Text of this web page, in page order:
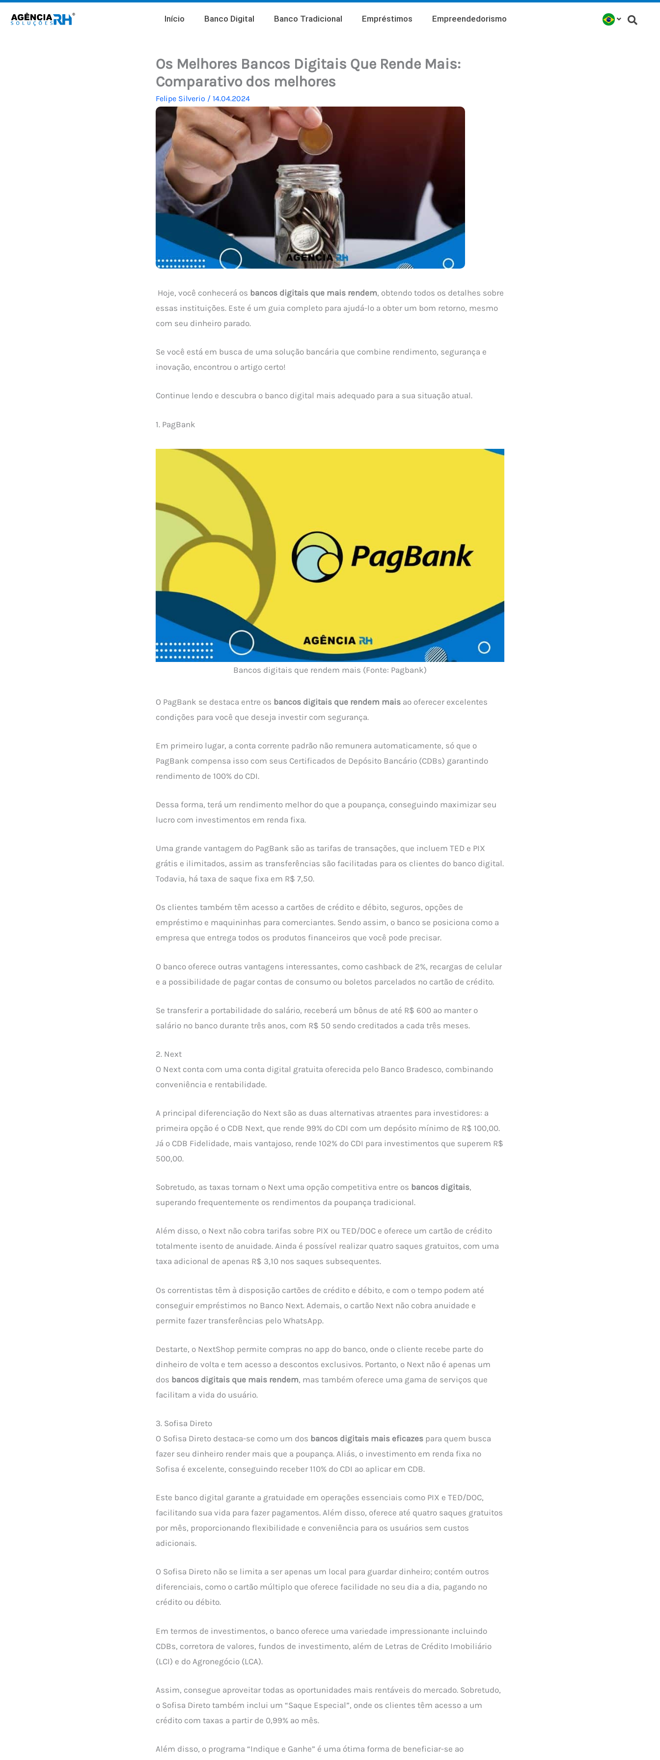
para
Início Banco Digital Banco Tradicional Empréstimos Empreendedorismo
Os Melhores Bancos Digitais Que Rende Mais:
Comparativo dos melhores
Felipe Silverio / 14.04.2024
Hoje, você conhecerá os bancos digitais que mais rendem, obtendo todos os detalhes sobre
essas instituições. Este é um guia completo para ajudá-lo a obter um bom retorno, mesmo
com seu dinheiro parado.
Se você está em busca de uma solução bancária que combine rendimento, segurança e
inovação, encontrou o artigo certo!
Continue lendo e descubra o banco digital mais adequado para a sua situação atual.
1. PagBank
Bancos digitais que rendem mais (Fonte: Pagbank)
O PagBank se destaca entre os bancos digitais que rendem mais ao oferecer excelentes
condições para você que deseja investir com segurança.
Em primeiro lugar, a conta corrente padrão não remunera automaticamente, só que o
PagBank compensa isso com seus Certificados de Depósito Bancário (CDBs) garantindo
rendimento de 100% do CDI.
Dessa forma, terá um rendimento melhor do que a poupança, conseguindo maximizar seu
lucro com investimentos em renda fixa.
Uma grande vantagem do PagBank são as tarifas de transações, que incluem TED e PIX
grátis e ilimitados, assim as transferências são facilitadas para os clientes do banco digital.
Todavia, há taxa de saque fixa em R$ 7,50.
Os clientes também têm acesso a cartões de crédito e débito, seguros, opções de
empréstimo e maquininhas para comerciantes. Sendo assim, o banco se posiciona como a
empresa que entrega todos os produtos financeiros que você pode precisar.
O banco oferece outras vantagens interessantes, como cashback de 2%, recargas de celular
e a possibilidade de pagar contas de consumo ou boletos parcelados no cartão de crédito.
Se transferir a portabilidade do salário, receberá um bônus de até R$ 600 ao manter o
salário no banco durante três anos, com R$ 50 sendo creditados a cada três meses.
2. Next
O Next conta com uma conta digital gratuita oferecida pelo Banco Bradesco, combinando
conveniência e rentabilidade.
A principal diferenciação do Next são as duas alternativas atraentes para investidores: a
primeira opção é o CDB Next, que rende 99% do CDI com um depósito mínimo de R$ 100,00.
Já o CDB Fidelidade, mais vantajoso, rende 102% do CDI para investimentos que superem R$
500,00.
Sobretudo, as taxas tornam o Next uma opção competitiva entre os bancos digitais,
superando frequentemente os rendimentos da poupança tradicional.
Além disso, o Next não cobra tarifas sobre PIX ou TED/DOC e oferece um cartão de crédito
totalmente isento de anuidade. Ainda é possível realizar quatro saques gratuitos, com uma
taxa adicional de apenas R$ 3,10 nos saques subsequentes.
Os correntistas têm à disposição cartões de crédito e débito, e com o tempo podem até
conseguir empréstimos no Banco Next. Ademais, o cartão Next não cobra anuidade e
permite fazer transferências pelo WhatsApp.
Destarte, o NextShop permite compras no app do banco, onde o cliente recebe parte do
dinheiro de volta e tem acesso a descontos exclusivos. Portanto, o Next não é apenas um
dos bancos digitais que mais rendem, mas também oferece uma gama de serviços que
facilitam a vida do usuário.
3. Sofisa Direto
O Sofisa Direto destaca-se como um dos bancos digitais mais eficazes para quem busca
fazer seu dinheiro render mais que a poupança. Aliás, o investimento em renda fixa no
Sofisa é excelente, conseguindo receber 110% do CDI ao aplicar em CDB.
Este banco digital garante a gratuidade em operações essenciais como PIX e TED/DOC,
facilitando sua vida para fazer pagamentos. Além disso, oferece até quatro saques gratuitos
por mês, proporcionando flexibilidade e conveniência para os usuários sem custos
adicionais.
O Sofisa Direto não se limita a ser apenas um local para guardar dinheiro; contém outros
diferenciais, como o cartão múltiplo que oferece facilidade no seu dia a dia, pagando no
crédito ou débito.
Em termos de investimentos, o banco oferece uma variedade impressionante incluindo
CDBs, corretora de valores, fundos de investimento, além de Letras de Crédito Imobiliário
(LCI) e do Agronegócio (LCA).
Assim, consegue aproveitar todas as oportunidades mais rentáveis do mercado. Sobretudo,
o Sofisa Direto também inclui um “Saque Especial”, onde os clientes têm acesso a um
crédito com taxas a partir de 0,99% ao mês.
Além disso, o programa “Indique e Ganhe” é uma ótima forma de beneficiar-se ao